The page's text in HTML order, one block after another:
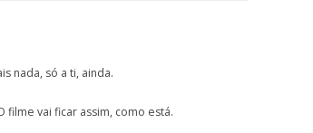
nada, só a ti, ainda.
filme vai ficar assim, como está.